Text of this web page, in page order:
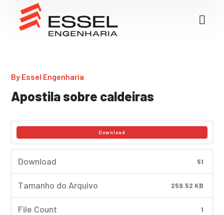
By Essel Engenharia
Apostila sobre caldeiras
Download
Download 51
Tamanho do Arquivo 259.52 KB
File Count 1